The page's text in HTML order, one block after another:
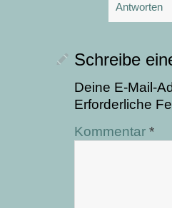
Antworten
Schreibe
Deine E-Mail-
Erforderliche
Kommentar *